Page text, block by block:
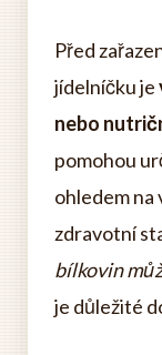
Před
jídelníčku je
nebo
pomohou
ohledem na
zdravotní
bílkovin
je důležité